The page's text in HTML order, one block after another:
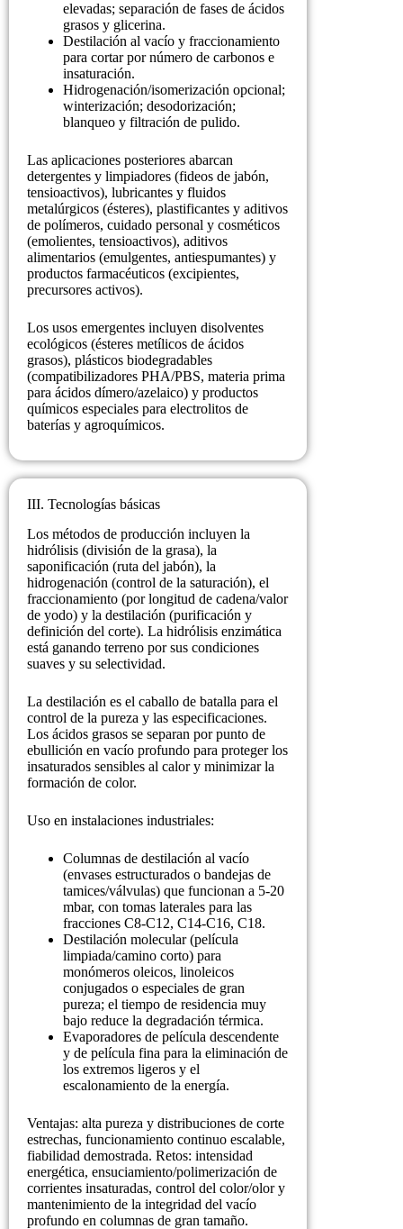
elevadas; separación de fases de ácidos
grasos y glicerina.
Destilación al vacío y fraccionamiento
para cortar por número de carbonos e
insaturación.
Hidrogenación/isomerización opcional;
winterización; desodorización;
blanqueo y filtración de pulido.
Las aplicaciones posteriores abarcan
detergentes y limpiadores (fideos de jabón,
tensioactivos), lubricantes y fluidos
metalúrgicos (ésteres), plastificantes y aditivos
de polímeros, cuidado personal y cosméticos
(emolientes, tensioactivos), aditivos
alimentarios (emulgentes, antiespumantes) y
productos farmacéuticos (excipientes,
precursores activos).
Los usos emergentes incluyen disolventes
ecológicos (ésteres metílicos de ácidos
grasos), plásticos biodegradables
(compatibilizadores PHA/PBS, materia prima
para ácidos dímero/azelaico) y productos
químicos especiales para electrolitos de
baterías y agroquímicos.
III. Tecnologías básicas
Los métodos de producción incluyen la
hidrólisis (división de la grasa), la
saponificación (ruta del jabón), la
hidrogenación (control de la saturación), el
fraccionamiento (por longitud de cadena/valor
de yodo) y la destilación (purificación y
definición del corte). La hidrólisis enzimática
está ganando terreno por sus condiciones
suaves y su selectividad.
La destilación es el caballo de batalla para el
control de la pureza y las especificaciones.
Los ácidos grasos se separan por punto de
ebullición en vacío profundo para proteger los
insaturados sensibles al calor y minimizar la
formación de color.
Uso en instalaciones industriales:
Columnas de destilación al vacío
(envases estructurados o bandejas de
tamices/válvulas) que funcionan a 5-20
mbar, con tomas laterales para las
fracciones C8-C12, C14-C16, C18.
Destilación molecular (película
limpiada/camino corto) para
monómeros oleicos, linoleicos
conjugados o especiales de gran
pureza; el tiempo de residencia muy
bajo reduce la degradación térmica.
Evaporadores de película descendente
y de película fina para la eliminación de
los extremos ligeros y el
escalonamiento de la energía.
Ventajas: alta pureza y distribuciones de corte
estrechas, funcionamiento continuo escalable,
fiabilidad demostrada. Retos: intensidad
energética, ensuciamiento/polimerización de
corrientes insaturadas, control del color/olor y
mantenimiento de la integridad del vacío
profundo en columnas de gran tamaño.